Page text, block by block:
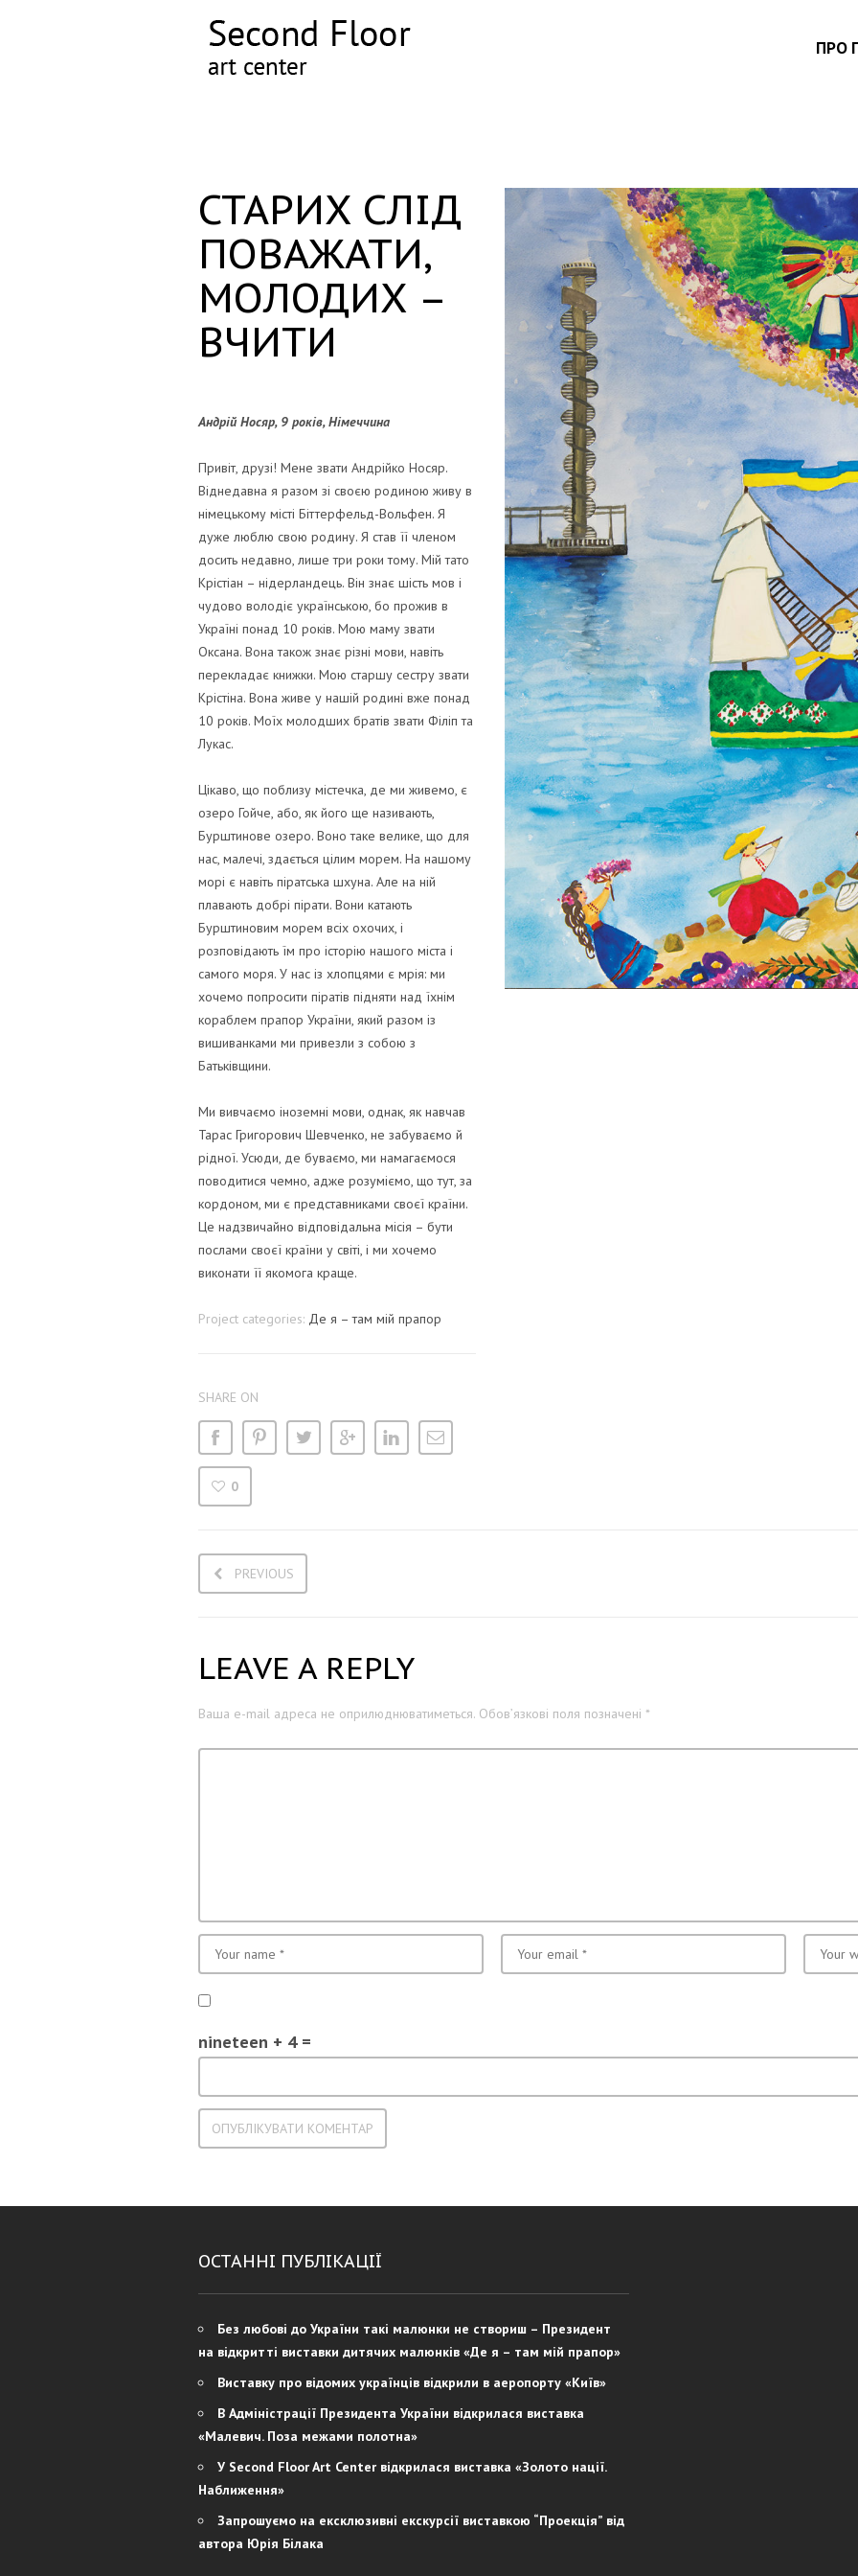
ПРО
СТАРИХ СЛІД
ПОВАЖАТИ,
МОЛОДИХ –
ВЧИТИ
Андрій Носяр, 9 років, Німеччина
Привіт, друзі! Мене звати Андрійко Носяр.
Віднедавна я разом зі своєю родиною живу в
німецькому місті Біттерфельд-Вольфен. Я
дуже люблю свою родину. Я став її членом
досить недавно, лише три роки тому. Мій тато
Крістіан – нідерландець. Він знає шість мов і
чудово володіє українською, бо прожив в
Україні понад 10 років. Мою маму звати
Оксана. Вона також знає різні мови, навіть
перекладає книжки. Мою старшу сестру звати
Крістіна. Вона живе у нашій родині вже понад
10 років. Моїх молодших братів звати Філіп та
Лукас.
Цікаво, що поблизу містечка, де ми живемо, є
озеро Гойче, або, як його ще називають,
Бурштинове озеро. Воно таке велике, що для
нас, малечі, здається цілим морем. На нашому
морі є навіть піратська шхуна. Але на ній
плавають добрі пірати. Вони катають
Бурштиновим морем всіх охочих, і
розповідають їм про історію нашого міста і
самого моря. У нас із хлопцями є мрія: ми
хочемо попросити піратів підняти над їхнім
кораблем прапор України, який разом із
вишиванками ми привезли з собою з
Батьківщини.
Ми вивчаємо іноземні мови, однак, як навчав
Тарас Григорович Шевченко, не забуваємо й
рідної. Усюди, де буваємо, ми намагаємося
поводитися чемно, адже розуміємо, що тут, за
кордоном, ми є представниками своєї країни.
Це надзвичайно відповідальна місія – бути
послами своєї країни у світі, і ми хочемо
виконати її якомога краще.
Project categories: Де я – там мій прапор
SHARE ON
0
PREVIOUS
LEAVE A REPLY
Ваша e-mail адреса не оприлюднюватиметься. Обов’язкові поля позначені *
nineteen + 4 =
ОСТАННІ ПУБЛІКАЦІЇ
Без любові до України такі малюнки не створиш – Президент
на відкритті виставки дитячих малюнків «Де я – там мій прапор»
Виставку про відомих українців відкрили в аеропорту «Київ»
В Адміністрації Президента України відкрилася виставка
«Малевич. Поза межами полотна»
У Second Floor Art Center відкрилася виставка «Золото нації.
Наближення»
Запрошуємо на ексклюзивні екскурсії виставкою “Проекція” від
автора Юрія Білака